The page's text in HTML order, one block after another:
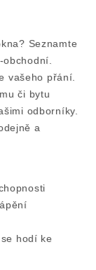
Seznamte
vašeho přání.
či bytu
odborníky.
a
hodí ke